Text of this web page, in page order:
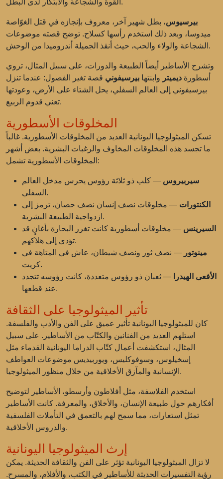
القوة والشجاعة والابتكار لدى البطل.
بيرسيوس، بطل شهير آخر، معروف بإنجازه في قتل الغوّاصة
ميدوسا، وبعد ذلك استخدم رأسها كسلاح. توضح قصته موضوعات
الشجاعة والولاء والحب، حيث أنقذ الجميلة أندروميدا من الوحش.
وتشرح الأساطير أيضاً الطبيعة والدورات، على سبيل المثال، تروي
أسطورة ديميتر وابنتها بيرسيفوني قصة تغير الفصول: عندما تنزل
بيرسيفوني إلى العالم السفلي، يحل الشتاء على الأرض، وعودتها
تعني قدوم الربيع.
المخلوقات الأسطورية
تسكن الميثولوجيا اليونانية العديد من المخلوقات الأسطورية. غالباً
ما تجسد هذه المخلوقات المخاوف والرغبات البشرية. بعض أشهر
المخلوقات الأسطورية تشمل:
سيربيروس — كلب ذو ثلاثة رؤوس يحرس مدخل العالم
السفلي.
الكنتورات — مخلوقات نصف إنسان نصف حصان، ترمز إلى
ازدواجية الطبيعة البشرية.
السيرينس — مخلوقات أسطورية كانت تغرر البحارة بأغانٍ قد
تؤدي إلى هلاكهم.
مينوتور — نصف ثور ونصف شيطان، عاش في المتاهة في
كريت.
الأفعى الهيدرا
— ثعبان ذو رؤوس متعددة، كانت رؤوسه تتجدد
عند قطعها.
تأثير الميثولوجيا على الثقافة
كان للميثولوجيا اليونانية تأثير عميق على الفن والأدب والفلسفة.
استلهم العديد من الفنانين والكتّاب من الأساطير. على سبيل
المثال، استكشفت أعمال كتّاب الدراما اليونانية القدماء مثل
إسخيلوس، وسوفوكليس، ويوربيديس موضوعات العواطف
الإنسانية والمآزق الأخلاقية من خلال منظور الميثولوجيا.
استخدم الفلاسفة، مثل أفلاطون وأرسطو، الأساطير لتوضيح
أفكارهم حول طبيعة الإنسان، والأخلاق، والمعرفة. كانت الأساطير
تمثل استعارات، مما سمح لهم بالتعمق في التأملات الفلسفية
والدروس الأخلاقية.
إرث الميثولوجيا اليونانية
لا تزال الميثولوجيا اليونانية تؤثر على الفن والثقافة الحديثة. يمكن
رؤية التفسيرات الحديثة للأساطير في الكتب، والأفلام، والمسرح.